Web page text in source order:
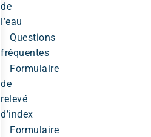
de
l’eau
Questions
fréquentes
Formulaire
de
relevé
d’index
Formulaire